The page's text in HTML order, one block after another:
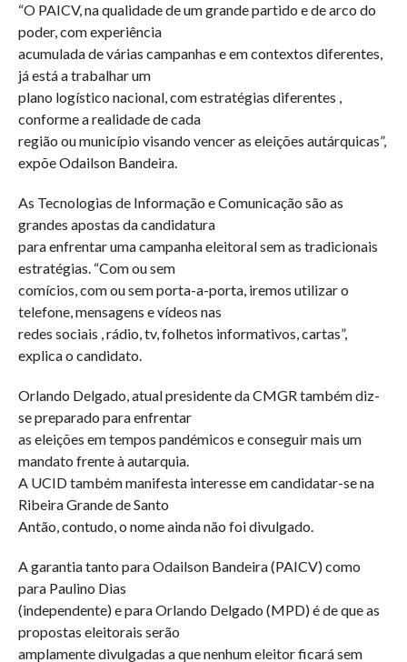
“O PAICV, na qualidade de um grande partido e de arco do
poder, com experiência
acumulada de várias campanhas e em contextos diferentes,
já está a trabalhar um
plano logístico nacional, com estratégias diferentes ,
conforme a realidade de cada
região ou município visando vencer as eleições autárquicas”,
expõe Odailson Bandeira.
As Tecnologias de Informação e Comunicação são as
grandes apostas da candidatura
para enfrentar uma campanha eleitoral sem as tradicionais
estratégias. “Com ou sem
comícios, com ou sem porta-a-porta, iremos utilizar o
telefone, mensagens e vídeos nas
redes sociais , rádio, tv, folhetos informativos, cartas”,
explica o candidato.
Orlando Delgado, atual presidente da CMGR também diz-
se preparado para enfrentar
as eleições em tempos pandémicos e conseguir mais um
mandato frente à autarquia.
A UCID também manifesta interesse em candidatar-se na
Ribeira Grande de Santo
Antão, contudo, o nome ainda não foi divulgado.
A garantia tanto para Odailson Bandeira (PAICV) como
para Paulino Dias
(independente) e para Orlando Delgado (MPD) é de que as
propostas eleitorais serão
amplamente divulgadas a que nenhum eleitor ficará sem